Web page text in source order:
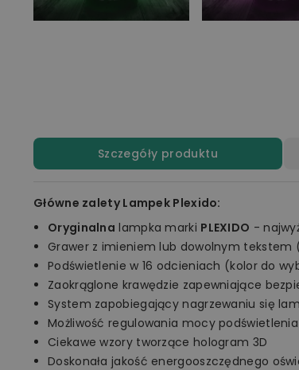
Szczegóły produktu
Główne zalety Lampek Plexido:
Oryginalna lampka marki PLEXIDO -
Grawer z imieniem lub dowolnym
Podświetlenie w 16 odcieniach (kolor do
Zaokrąglone krawędzie zapewniające
System zapobiegający nagrzewaniu się
Możliwość regulowania mocy
Ciekawe wzory tworzące hologram 3D
Doskonała jakość energooszczędnego